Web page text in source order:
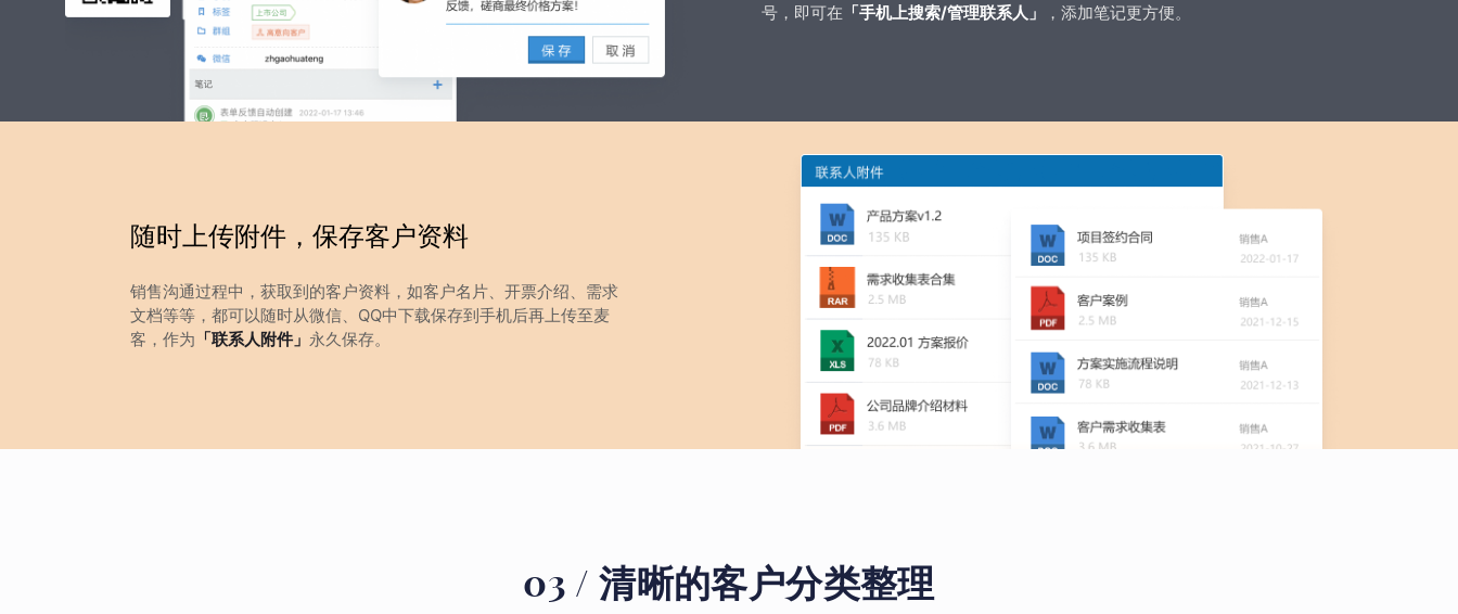
号，即可在 「手机上搜索/管理联系人」 ，添加笔记更方便。
随时上传附件，保存客户资料
销售沟通过程中，获取到的客户资料，如客户名片、开票介绍、需求
文档等等，都可以随时从微信、QQ中下载保存到手机后再上传至麦
客，作为 「联系人附件」 永久保存。
03 / 清晰的客户分类整理